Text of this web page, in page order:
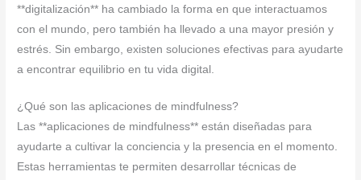
**digitalización** ha cambiado la forma en que interactuamos
con el mundo, pero también ha llevado a una mayor presión y
estrés. Sin embargo, existen soluciones efectivas para ayudarte
a encontrar equilibrio en tu vida digital.
¿Qué son las aplicaciones de mindfulness?
Las **aplicaciones de mindfulness** están diseñadas para
ayudarte a cultivar la conciencia y la presencia en el momento.
Estas herramientas te permiten desarrollar técnicas de